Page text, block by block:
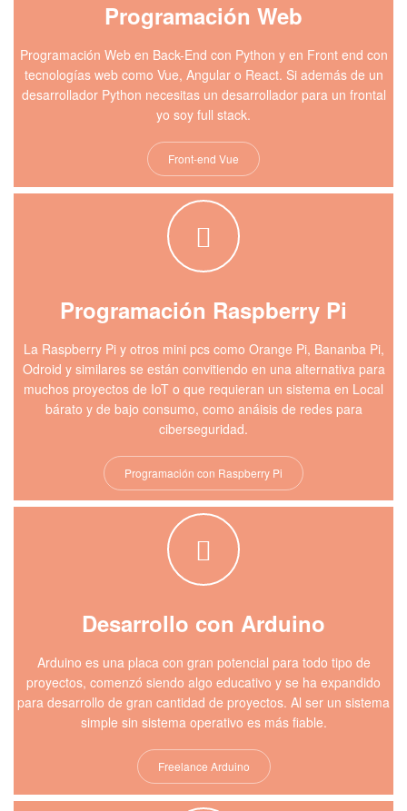
Programación Web
Programación Web en Back-End con Python y en Front end con
tecnologías web como Vue, Angular o React. Si además de un
desarrollador Python necesitas un desarrollador para un frontal
yo soy full stack.
Front-end Vue
Programación Raspberry Pi
La Raspberry Pi y otros mini pcs como Orange Pi, Bananba Pi,
Odroid y similares se están convitiendo en una alternativa para
muchos proyectos de IoT o que requieran un sistema en Local
bárato y de bajo consumo, como anáisis de redes para
ciberseguridad.
Programación con Raspberry Pi
Desarrollo con Arduino
Arduino es una placa con gran potencial para todo tipo de
proyectos, comenzó siendo algo educativo y se ha expandido
para desarrollo de gran cantidad de proyectos. Al ser un sistema
simple sin sistema operativo es más fiable.
Freelance Arduino